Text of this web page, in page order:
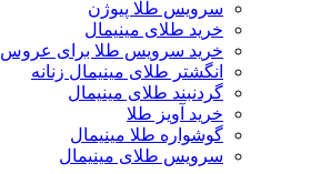
سرویس طلا پیوژن
خرید طلای مینیمال
خرید سرویس طلا برای عروس
انگشتر طلای مینیمال زنانه
گردنبند طلای مینیمال
خرید آویز طلا
گوشواره طلا مینیمال
سرویس طلای مینیمال